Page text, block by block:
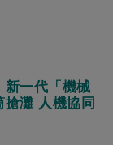
新一代「機械
灘 人機協同